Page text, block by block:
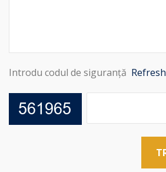
Introdu codul de siguranță Refresh